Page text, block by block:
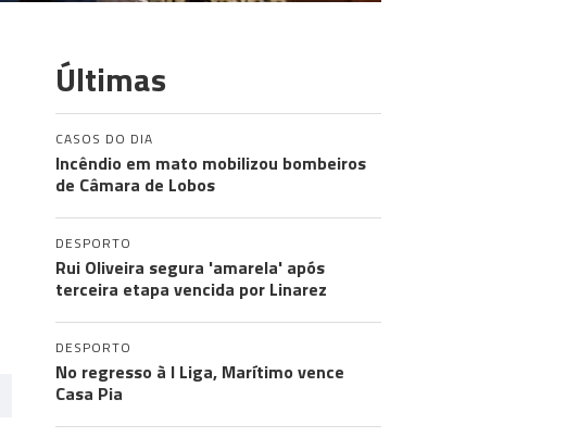
Últimas
CASOS DO DIA
Incêndio em mato mobilizou bombeiros
de Câmara de Lobos
DESPORTO
Rui Oliveira segura 'amarela' após
terceira etapa vencida por Linarez
DESPORTO
No regresso à I Liga, Marítimo vence
Casa Pia